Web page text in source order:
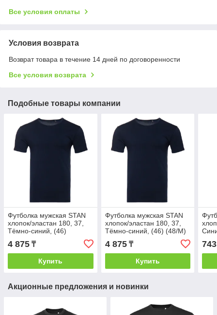
Все условия оплаты
Условия возврата
Возврат товара в течение 14 дней по договоренности
Все условия возврата
Подобные товары компании
Футболка мужская STAN
хлопок/эластан 180, 37,
Тёмно-синий, (46)
(56/XXXL)
4 875 ₸
Купить
Футболка мужская STAN
хлопок/эластан 180, 37,
Тёмно-синий, (46) (48/M)
4 875₸
Купить
743
Акционные предложения и новинки